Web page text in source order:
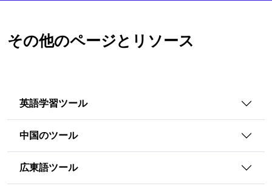
その他のページとリソース
英語学習ツール
中国のツール
広東語ツール